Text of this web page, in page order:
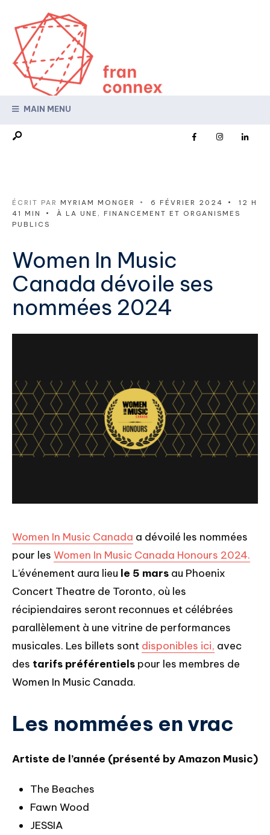
MAIN MENU
ÉCRIT PAR MYRIAM MONGER • 6 FÉVRIER 2024 •
12 H
41 MIN
• À LA UNE , FINANCEMENT ET ORGANISMES
PUBLICS
Women In Music
Canada dévoile ses
nommées 2024
Women In Music Canada a dévoilé les nommées
pour les Women In Music Canada Honours 2024.
L’événement aura lieu le 5 mars au Phoenix
Concert Theatre de Toronto, où les
récipiendaires seront reconnues et célébrées
parallèlement à une vitrine de performances
musicales. Les billets sont disponibles ici, avec
des tarifs préférentiels pour les membres de
Women In Music Canada.
Les nommées en vrac
Artiste de l’année (présenté by Amazon Music)
The Beaches
Fawn Wood
JESSIA